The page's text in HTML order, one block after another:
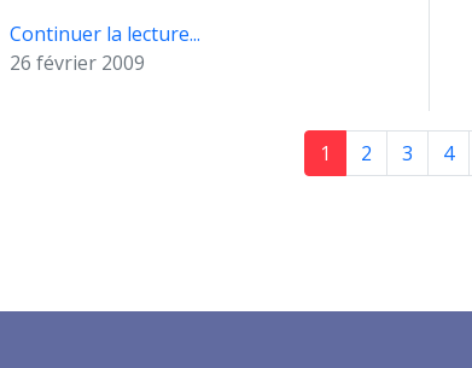
Continuer la lecture...
26 février 2009
1 2 3 4